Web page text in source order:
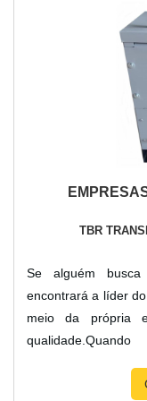
Uma companhia
e cabo
venda à entrega
trocar o foco sobre
mais do que visar
produtos e
assertividade,
saber a
lembrar que o
cuidado ajuda a
frequentes de
ter se tornado
empresa que
Alguns desses
TBR
Se alguém busca
encontrará a líder
meio da própria
obterá